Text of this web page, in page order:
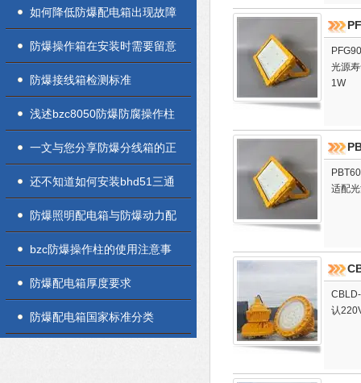
如何降低防爆配电箱出现故障
的几率
防爆操作箱在安装时需要留意
的难题解决方法
防爆接线箱检测标准
浅述bzc8050防爆防腐操作柱
的散热方法
一文与您分享防爆分线箱的正
确使用方法
还不知道如何安装bhd51三通
防爆接线盒？进来看
防爆照明配电箱与防爆动力配
电箱两者其实并不相同
bzc防爆操作柱的使用注意事
项及防水措施介绍
防爆配电箱厚度要求
防爆配电箱国家标准分类
光源
1W
适配
认